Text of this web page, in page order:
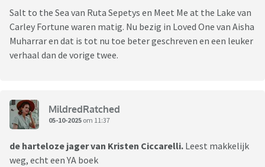
Salt to the Sea van Ruta Sepetys en Meet Me at the Lake van
Carley Fortune waren matig. Nu bezig in Loved One van Aisha
Muharrar en dat is tot nu toe beter geschreven en een leuker
verhaal dan de vorige twee.
MildredRatched
05-10-2025 om 11:37
de harteloze jager van Kristen Ciccarelli. Leest makkelijk
weg, echt een YA boek